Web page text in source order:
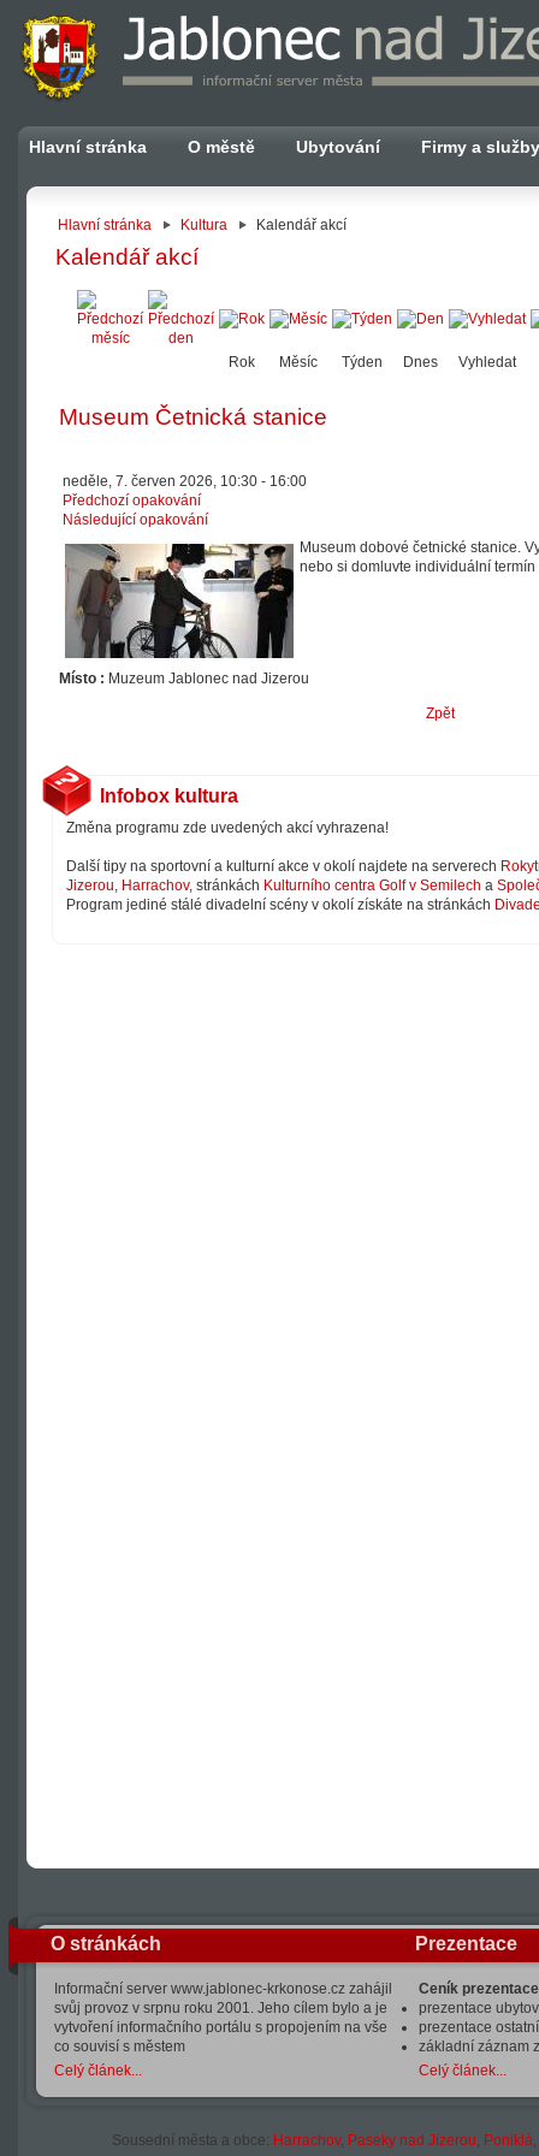
Hlavní stránka O městě Ubytování Firmy a služby
Hlavní stránka Kultura Kalendář akcí
Kalendář akcí
Rok Měsíc Týden Dnes Vyhledat
Museum Četnická stanice
neděle, 7. červen 2026, 10:30 - 16:00
Předchozí opakování
Následující opakování
Museum dobové četnické stanice.
nebo si domluvte individuální
Místo : Muzeum Jablonec nad Jizerou
Zpět
Infobox kultura
Změna programu zde uvedených akcí vyhrazena!
Další tipy na sportovní a kulturní akce v okolí najdete na serverech
Jizerou, Harrachov, stránkách Kulturního centra Golf v Semilech a
Program jediné stálé divadelní scény v okolí získáte na stránkách
O stránkách
Informační server www.jablonec-krkonose.cz zahájil
svůj provoz v srpnu roku 2001. Jeho cílem bylo a je
vytvoření informačního portálu s propojením na vše
co souvisí s městem
Celý článek...
Prezentace
Ceník
prezentace
prezentace
základní záznam
Celý článek...
Sousední města a obce: Harrachov, Paseky nad Jizerou, Poniklá,